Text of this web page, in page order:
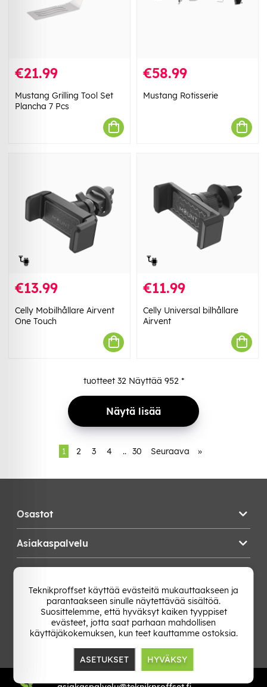
€21.99
Mustang Grilling Tool Set
Plancha 7 Pcs
€58.99
Mustang Rotisserie
€13.99
Celly Mobilhållare Airvent
One Touch
€11.99
Celly Universal bilhållare
Airvent
tuotteet 32Näyttää 952*
Näytä lisää
1 2 3 4 .. 30 Seuraava »
Osastot
Asiakaspalvelu
Vaihda Maa
Teknikproffset käyttää evästeitä mukauttaakseen ja
parantaakseen sinulle näytettävää sisältöä.
Suosittelemme, että hyväksyt kaiken tyyppiset
evästeet, jotta saat parhaan mahdollisen
käyttäjäkokemuksen, kun teet kauttamme ostoksia.
ASETUKSET HYVÄKSY